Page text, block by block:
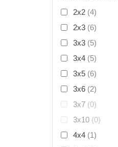
2x2 (4)
2x3 (6)
3x3 (5)
3x4 (5)
3x5 (6)
3x6 (2)
3x7 (0)
3x10 (0)
4x4 (1)